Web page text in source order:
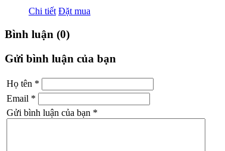
Chi tiết Đặt mua
Bình luận (0)
Gửi bình luận của bạn
Họ tên *
Email *
Gửi bình luận của bạn *